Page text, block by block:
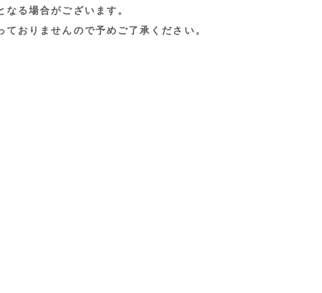
なる場合がございます。
おりませんので予めご了承ください。